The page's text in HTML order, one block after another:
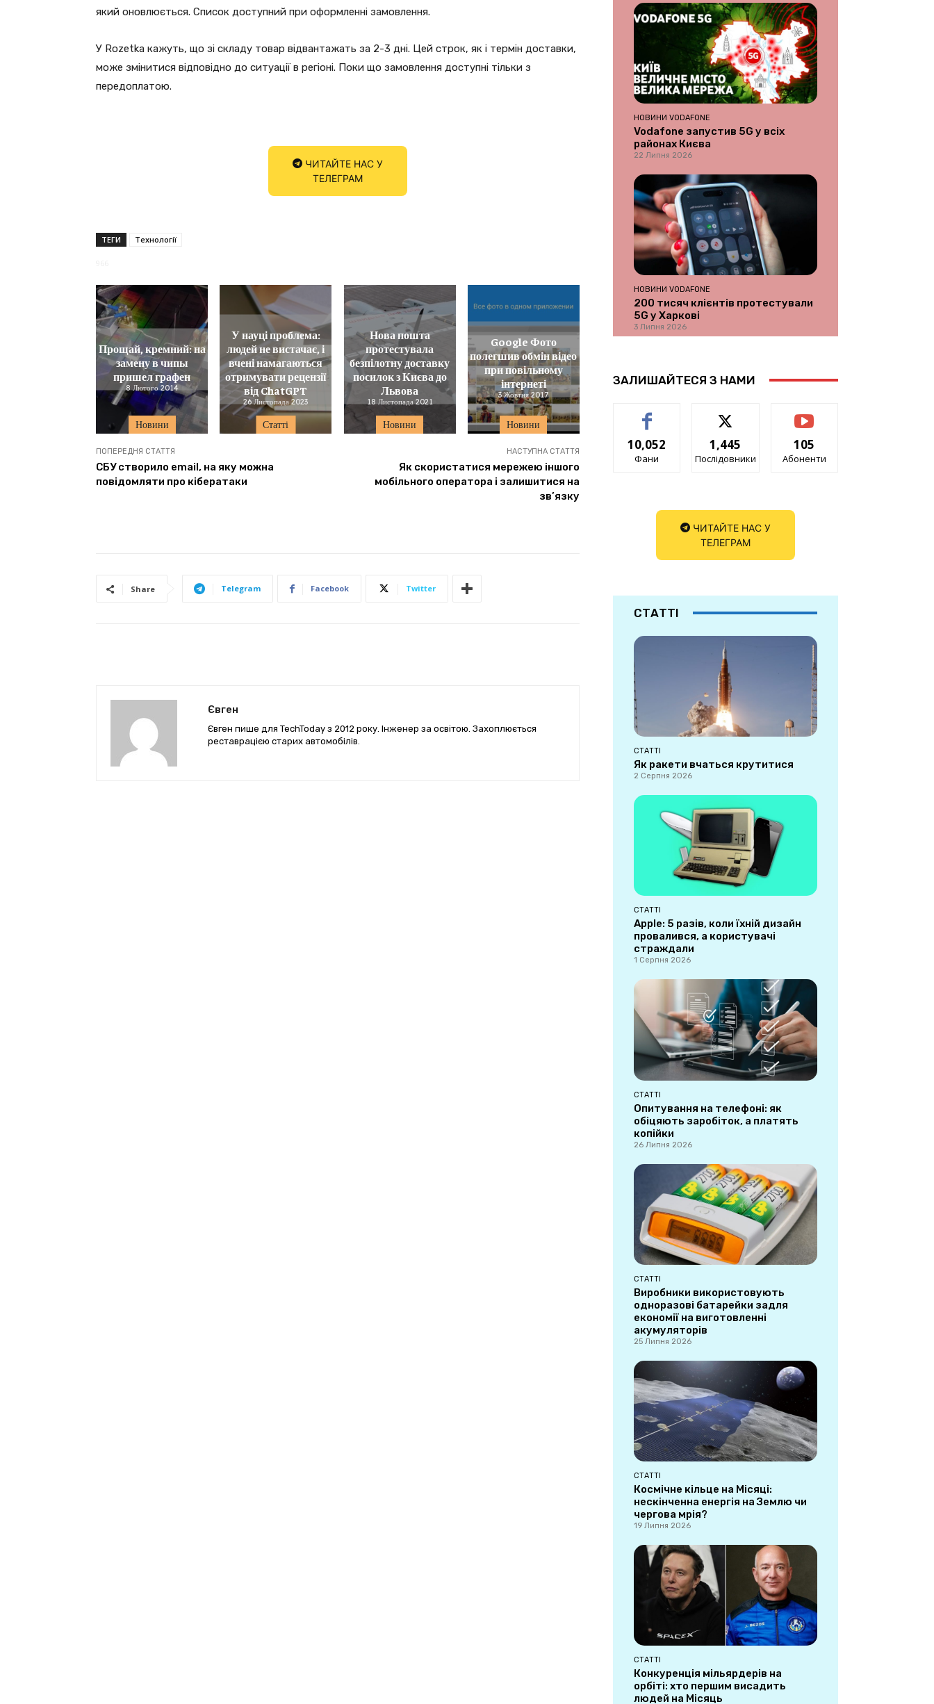
який оновлюється. Список доступний при оформленні замовлення.
У Rozetka кажуть, що зі складу товар відвантажать за 2-3 дні. Цей строк, як і термін доставки,
може змінитися відповідно до ситуації в регіоні. Поки що замовлення доступні тільки з
передоплатою.
ЧИТАЙТЕ НАС У
ТЕЛЕГРАМ
ТЕГИ Технології
Новини
Прощай, кремний: на
замену в чипы
пришел графен
8 Лютого 2014
Статті
У науці проблема:
людей не вистачає, і
вчені намагаються
отримувати рецензії
від ChatGPT
26 Листопада 2023
Новини
Нова пошта
протестувала
безпілотну доставку
посилок з Києва до
Львова
18 Листопада 2021
Новини
Google Фото
полегшив обмін відео
при повільному
інтернеті
3 Жовтня 2017
ПОПЕРЕДНЯ СТАТТЯ
СБУ створило email, на яку можна
повідомляти про кібератаки
НАСТУПНА СТАТТЯ
Як скористатися мережею іншого
мобільного оператора і залишитися на
зв’язку
Share Telegram Facebook Twitter
Євген
Євген пише для TechToday з 2012 року. Інженер за освітою. Захоплюється
реставрацією старих автомобілів.
НОВИНИ VODAFONE
Vodafone запустив 5G у всіх
районах Києва
22 Липня 2026
НОВИНИ VODAFONE
200 тисяч клієнтів протестували
5G у Харкові
3 Липня 2026
ЗАЛИШАЙТЕСЯ З НАМИ
10,052
Фани
1,445
Послідовники
105
Абоненти
ЧИТАЙТЕ НАС У
ТЕЛЕГРАМ
СТАТТІ
СТАТТІ
Як ракети вчаться крутитися
2 Серпня 2026
СТАТТІ
Apple: 5 разів, коли їхній дизайн
провалився, а користувачі
страждали
1 Серпня 2026
СТАТТІ
Опитування на телефоні: як
обіцяють заробіток, а платять
копійки
26 Липня 2026
СТАТТІ
Виробники використовують
одноразові батарейки задля
економії на виготовленні
акумуляторів
25 Липня 2026
СТАТТІ
Космічне кільце на Місяці:
нескінченна енергія на Землю чи
чергова мрія?
19 Липня 2026
СТАТТІ
Конкуренція мільярдерів на
орбіті: хто першим висадить
людей на Місяць